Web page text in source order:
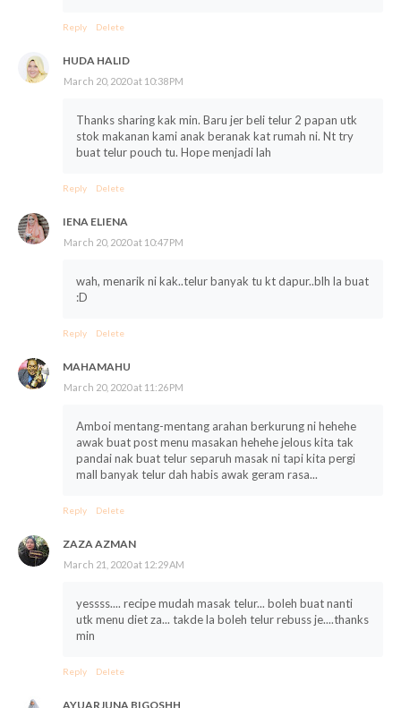
Reply Delete
HUDA HALID
March 20, 2020 at 10:38 PM
Thanks sharing kak min. Baru jer beli telur 2 papan utk
stok makanan kami anak beranak kat rumah ni. Nt try
buat telur pouch tu. Hope menjadi lah
Reply Delete
IENA ELIENA
March 20, 2020 at 10:47 PM
wah, menarik ni kak..telur banyak tu kt dapur..blh la buat
:D
Reply Delete
MAHAMAHU
March 20, 2020 at 11:26 PM
Amboi mentang-mentang arahan berkurung ni hehehe
awak buat post menu masakan hehehe jelous kita tak
pandai nak buat telur separuh masak ni tapi kita pergi
mall banyak telur dah habis awak geram rasa...
Reply Delete
ZAZA AZMAN
March 21, 2020 at 12:29 AM
yessss.... recipe mudah masak telur... boleh buat nanti
utk menu diet za... takde la boleh telur rebuss je....thanks
min
Reply Delete
AYUARJUNA BIGOSHH